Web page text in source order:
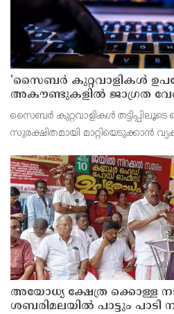
'സൈബര്‍ കുറ്റവാളികള്‍
അകൗണ്ടുകളില്‍ ജാഗ്രത
പൊലീസ്
സൈബര്‍ കുറ്റവാളികള്‍
സുരക്ഷിതമായി മാറ്റിയെടുക്കാന്‍
അക്കൗണ്ടുകളായ മ്യൂള്‍
അയോധ്യ ക്ഷേത്ര ക്കൊള്ള
ശബരിമലയിൽ പാട്ടും പാടി